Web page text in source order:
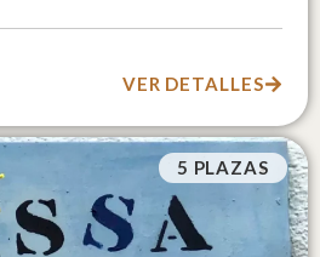
VER DETALLES
5 PLAZAS